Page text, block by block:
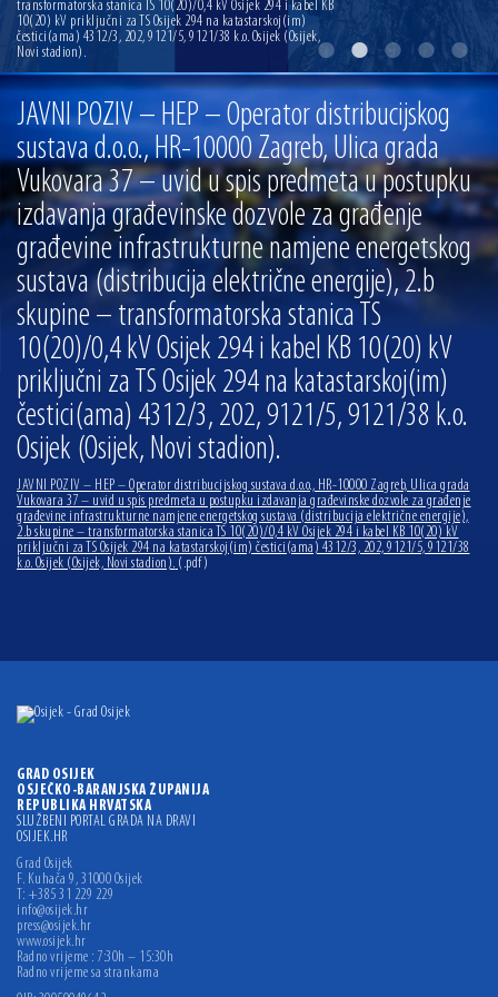
13.07.2026 | Ljetnim izdanjem Večeri vina i umjetnosti završen Vinski mjesec
07.07.2026 | Održana 8. sjednica Gradskog vijeća Grada Osijeka. Gradonačelnik
Radić istaknuo da je u osječke vrtiće upisan rekordan broj djece, te najavio cjelovitu
obnovu glavnog osječkog Trga Ante Starčevića
06.07.2026 | Brevis koncertom u Zlatnoj dvorani Musikvereina obilježio 30 godina
djelovanja
04.07.2026 | Zbog povoljnih vodostaja i pravodobnih mjera komarci ove godine pod
kontrolom
04.08.2026 | U Osijeku obilježen Dan pobjede i domovinske zahvalnosti i Dan
hrvatskih branitelja
transformatorska stanica TS 10(20)/0,4 kV Osijek 294 i kabel KB
10(20) kV priključni za TS Osijek 294 na katastarskoj(im)
čestici(ama) 4312/3, 202, 9121/5, 9121/38 k.o. Osijek (Osijek,
Novi stadion).
JAVNI POZIV – HEP – Operator distribucijskog
sustava d.o.o., HR-10000 Zagreb, Ulica grada
Vukovara 37 – uvid u spis predmeta u postupku
izdavanja građevinske dozvole za građenje
građevine infrastrukturne namjene energetskog
sustava (distribucija električne energije), 2.b
skupine – transformatorska stanica TS
10(20)/0,4 kV Osijek 294 i kabel KB 10(20) kV
priključni za TS Osijek 294 na katastarskoj(im)
čestici(ama) 4312/3, 202, 9121/5, 9121/38 k.o.
Osijek (Osijek, Novi stadion).
JAVNI POZIV – HEP – Operator distribucijskog sustava d.o.o., HR-10000 Zagreb, Ulica grada
Vukovara 37 – uvid u spis predmeta u postupku izdavanja građevinske dozvole za građenje
građevine infrastrukturne namjene energetskog sustava (distribucija električne energije),
2.b skupine – transformatorska stanica TS 10(20)/0,4 kV Osijek 294 i kabel KB 10(20) kV
priključni za TS Osijek 294 na katastarskoj(im) čestici(ama) 4312/3, 202, 9121/5, 9121/38
k.o. Osijek (Osijek, Novi stadion). (.pdf)
GRAD OSIJEK
OSJEČKO-BARANJSKA ŽUPANIJA
REPUBLIKA HRVATSKA
SLUŽBENI PORTAL GRADA NA DRAVI
OSIJEK.HR
Grad Osijek
F. Kuhača 9, 31000 Osijek
T: +385 31 229 229
info@osijek.hr
press@osijek.hr
www.osijek.hr
Radno vrijeme : 7:30h – 15:30h
Radno vrijeme sa strankama